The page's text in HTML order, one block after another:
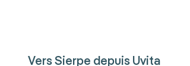
Vers Sierpe depuis Uvita